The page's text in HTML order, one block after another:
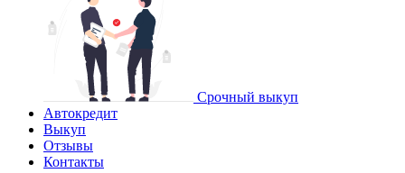
Срочный выкуп
Автокредит
Выкуп
Отзывы
Контакты